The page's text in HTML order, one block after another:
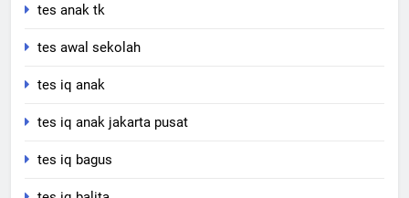
tes anak tk
tes awal sekolah
tes iq anak
tes iq anak jakarta pusat
tes iq bagus